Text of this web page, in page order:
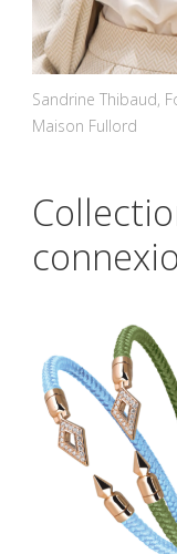
Sandrine Thibaud,
Maison Fullord